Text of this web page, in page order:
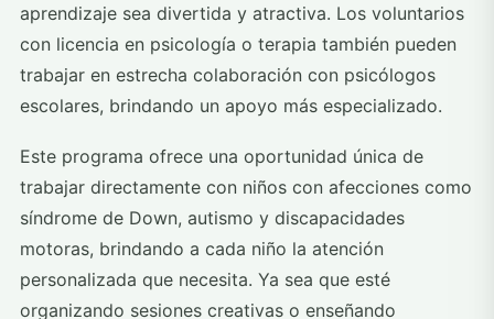
aprendizaje sea divertida y atractiva. Los voluntarios
con licencia en psicología o terapia también pueden
trabajar en estrecha colaboración con psicólogos
escolares, brindando un apoyo más especializado.
Este programa ofrece una oportunidad única de
trabajar directamente con niños con afecciones como
síndrome de Down, autismo y discapacidades
motoras, brindando a cada niño la atención
personalizada que necesita. Ya sea que esté
organizando sesiones creativas o enseñando